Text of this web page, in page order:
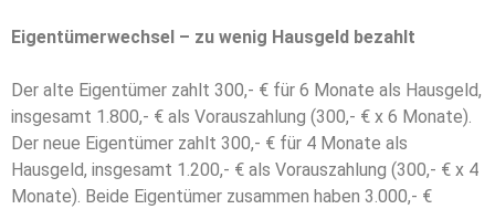
Eigentümerwechsel – zu wenig Hausgeld bezahlt
Der alte Eigentümer zahlt 300,- € für 6 Monate als Hausgeld,
insgesamt 1.800,- € als Vorauszahlung (300,- € x 6 Monate).
Der neue Eigentümer zahlt 300,- € für 4 Monate als
Hausgeld, insgesamt 1.200,- € als Vorauszahlung (300,- € x 4
Monate). Beide Eigentümer zusammen haben 3.000,- €